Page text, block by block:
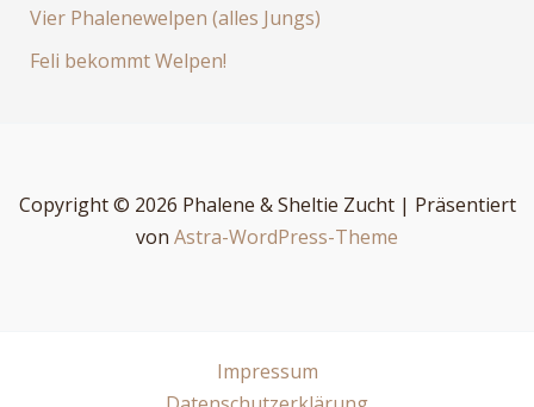
Vier Phalenewelpen (alles Jungs)
Feli bekommt Welpen!
Copyright © 2026 Phalene & Sheltie Zucht | Präsentiert
von Astra-WordPress-Theme
Impressum